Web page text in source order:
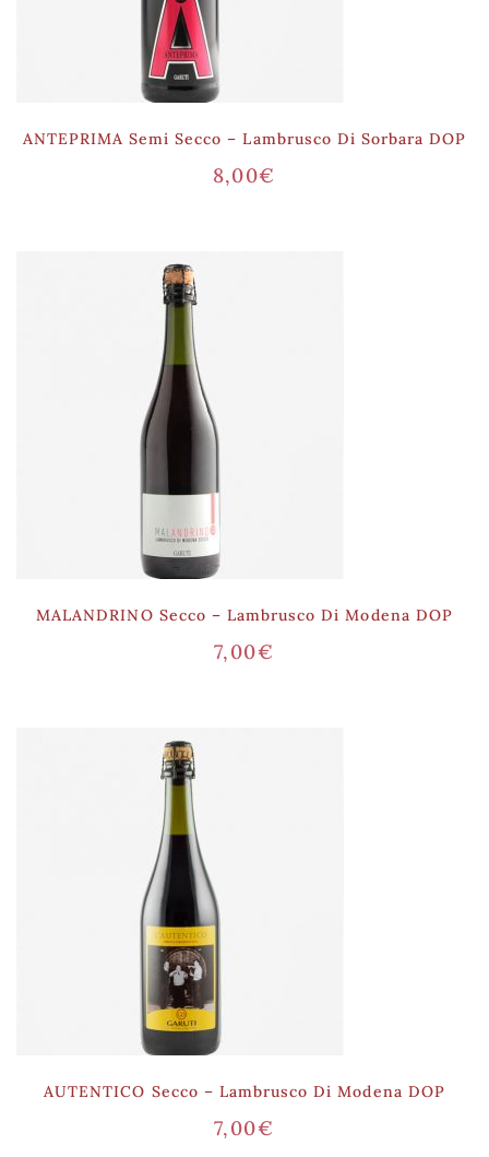
ANTEPRIMA Semi Secco – Lambrusco Di Sorbara DOP
8,00€
MALANDRINO Secco – Lambrusco Di Modena DOP
7,00€
AUTENTICO Secco – Lambrusco Di Modena DOP
7,00€